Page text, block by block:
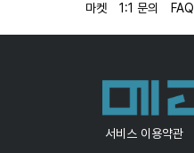
마켓 1:1 문의 FAQ
서비스 이용약관